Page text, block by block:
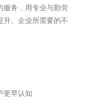
服务，用专业与勤劳
升。企业所需要的不
更早认知